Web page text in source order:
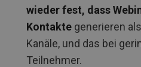
wieder fest, dass
Kontakte generieren
Kanäle, und das bei
Teilnehmer.